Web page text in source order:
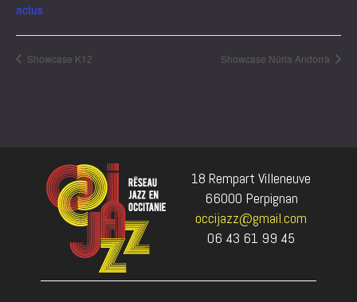
actus
Showcase K12 Showcase Núria Andorrà
18 Rempart Villeneuve
66000 Perpignan
occijazz@gmail.com
06 43 61 99 45